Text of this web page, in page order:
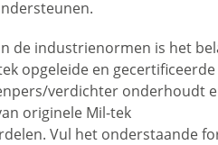
de industrienormen is het
opgeleide en gecertificeerde
verdichter onderhoudt
originele Mil-tek
Vul het onderstaande